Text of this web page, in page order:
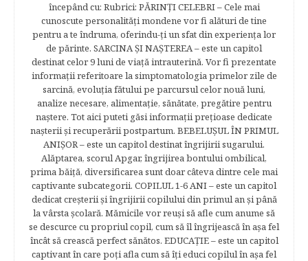
începând cu: Rubrici: PĂRINŢI CELEBRI – Cele mai
cunoscute personalităţi mondene vor fi alături de tine
pentru a te îndruma, oferindu-ţi un sfat din experienţa lor
de părinte. SARCINA ŞI NAŞTEREA – este un capitol
destinat celor 9 luni de viaţă intrauterină. Vor fi prezentate
informaţii referitoare la simptomatologia primelor zile de
sarcină, evoluţia fătului pe parcursul celor nouă luni,
analize necesare, alimentaţie, sănătate, pregătire pentru
naştere. Tot aici puteti găsi informaţii preţioase dedicate
naşterii şi recuperării postpartum. BEBELUŞUL ÎN PRIMUL
ANIŞOR – este un capitol destinat îngrijirii sugarului.
Alăptarea, scorul Apgar, îngrijirea bontului ombilical,
prima băiţă, diversificarea sunt doar câteva dintre cele mai
captivante subcategorii. COPILUL 1-6 ANI – este un capitol
dedicat creşterii şi îngrijirii copilului din primul an şi până
la vârsta şcolară. Mămicile vor reuşi să afle cum anume să
se descurce cu propriul copil, cum să îl îngrijească în aşa fel
încât să crească perfect sănătos. EDUCAŢIE – este un capitol
captivant în care poţi afla cum să îţi educi copilul în aşa fel